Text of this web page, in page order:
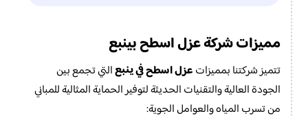
مميزات شركة عزل اسطح بينبع
تتميز شركتنا بمميزاتعزل اسطحفي ينبعالتي تجمع بين
الجودة العالية والتقنيات الحديثة لتوفير الحماية المثالية للمباني
من تسرب المياه والعوامل الجوية: